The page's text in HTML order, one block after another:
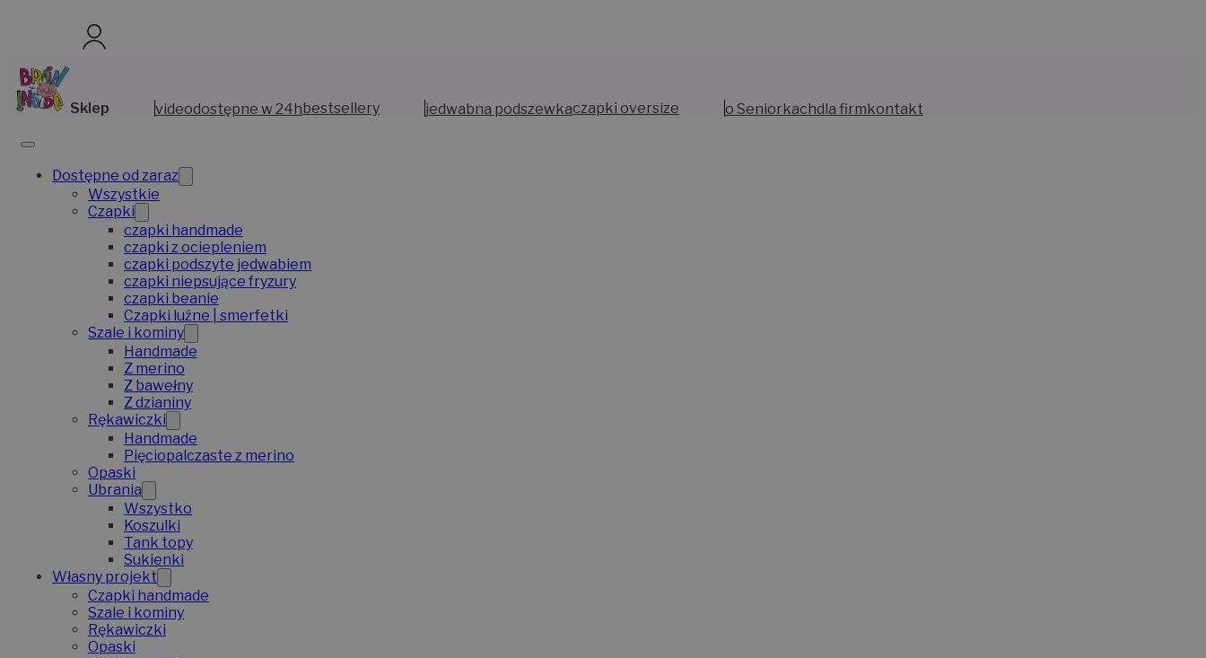
Sklep videodostępne w 24hbestsellery jedwabna podszewkaczapki oversize o Seniorkachdla firmkontakt
Dostępne od zaraz
Wszystkie
Czapki
czapki handmade
czapki z ociepleniem
czapki podszyte jedwabiem
czapki niepsujące fryzury
czapki beanie
Czapki luźne | smerfetki
Szale i kominy
Handmade
Z merino
Z bawełny
Z dzianiny
Rękawiczki
Handmade
Pięciopalczaste z merino
Opaski
Ubrania
Wszystko
Koszulki
Tank topy
Sukienki
Własny projekt
Czapki handmade
Szale i kominy
Rękawiczki
Opaski